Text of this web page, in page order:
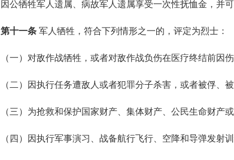
因公牺牲军人遗属、病故军人遗属享受一次性抚恤金，并
第十一条 军人牺牲，符合下列情形之一的，评定为烈士：
（一）对敌作战牺牲，或者对敌作战负伤在医疗终结前因伤
（二）因执行任务遭敌人或者犯罪分子杀害，或者被俘、
（三）为抢救和保护国家财产、集体财产、公民生命财产
（四）因执行军事演习、战备航行飞行、空降和导弹发射